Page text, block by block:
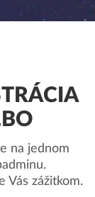
na jednom
Vás zážitkom.